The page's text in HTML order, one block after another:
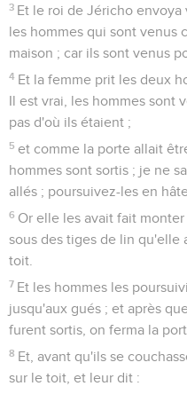
3 Et le roi de Jéricho envoya
les hommes qui sont venus
maison ; car ils sont venus
4 Et la femme prit les deux
Il est vrai, les hommes sont
pas d'où ils étaient ;
5 et comme la porte allait
hommes sont sortis ; je ne
allés ; poursuivez-les en
6 Or elle les avait fait
sous des tiges de lin qu'elle
toit.
7 Et les hommes les
jusqu'aux gués ; et après
furent sortis, on ferma la
8 Et, avant qu'ils se
sur le toit, et leur dit :